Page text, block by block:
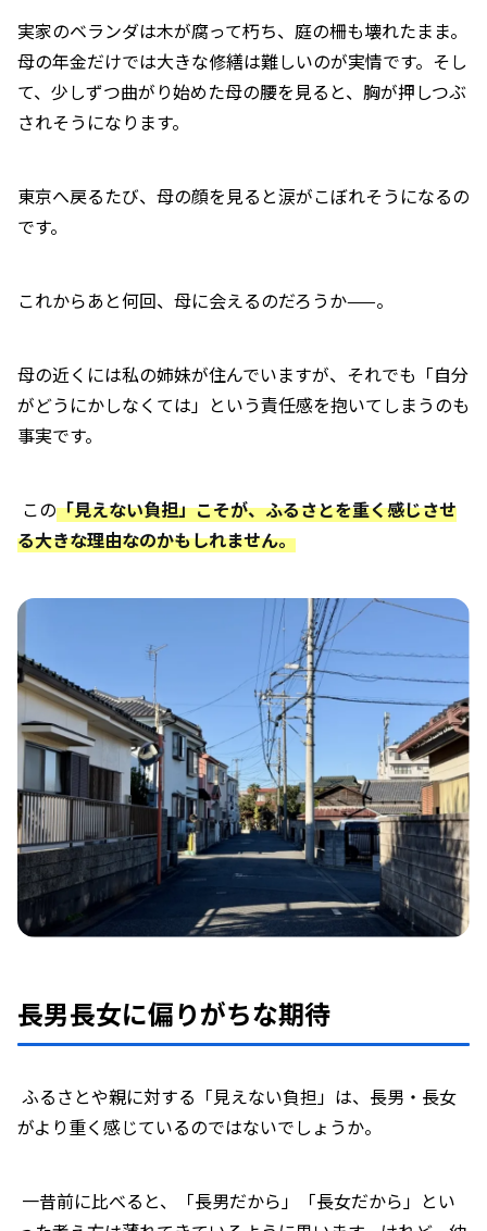
実家のベランダは木が腐って朽ち、庭の柵も壊れたまま。
母の年金だけでは大きな修繕は難しいのが実情です。そし
て、少しずつ曲がり始めた母の腰を見ると、胸が押しつぶ
されそうになります。
東京へ戻るたび、母の顔を見ると涙がこぼれそうになるの
です。
これからあと何回、母に会えるのだろうか——。
母の近くには私の姉妹が住んでいますが、それでも「自分
がどうにかしなくては」という責任感を抱いてしまうのも
事実です。
この「見えない負担」こそが、ふるさとを重く感じさせ
る大きな理由なのかもしれません。
長男長女に偏りがちな期待
ふるさとや親に対する「見えない負担」は、長男・長女
がより重く感じているのではないでしょうか。
一昔前に比べると、「長男だから」「長女だから」とい